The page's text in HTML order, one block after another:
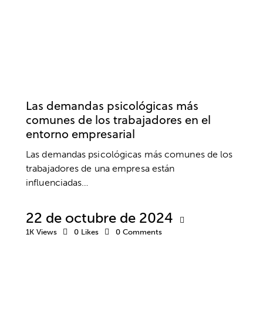
Las demandas psicológicas más
comunes de los trabajadores en el
entorno empresarial
Las demandas psicológicas más comunes de los
trabajadores de una empresa están
influenciadas…
22 de octubre de 2024
1K Views 0 Likes 0 Comments